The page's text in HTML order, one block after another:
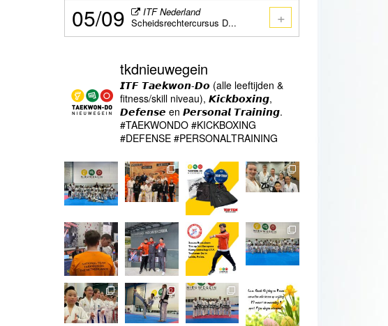
05/09
ITF Nederland
Scheidsrechtercursus D...
+
tkdnieuwegein
𝙄𝙏𝙁 𝙏𝙖𝙚𝙠𝙬𝙤𝙣-𝘿𝙤 (alle leeftijden &
fitness/skill niveau), 𝙆𝙞𝙘𝙠𝙗𝙤𝙭𝙞𝙣𝙜,
𝘿𝙚𝙛𝙚𝙣𝙨𝙚 en 𝙋𝙚𝙧𝙨𝙤𝙣𝙖𝙡 𝙏𝙧𝙖𝙞𝙣𝙞𝙣𝙜.
#TAEKWONDO #KICKBOXING
#DEFENSE #PERSONALTRAINING